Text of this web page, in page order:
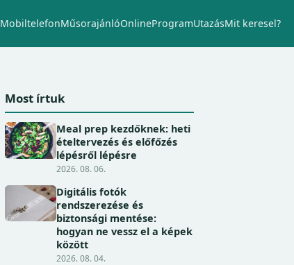
MobiltelefonMűsorajánlóOnlineProgramUtazásMit keresel?
Most írtuk
Meal prep kezdőknek: heti
ételtervezés és előfőzés
lépésről lépésre
2026. 08. 06.
Digitális fotók
rendszerezése és
biztonsági mentése:
hogyan ne vessz el a képek
között
2026. 08. 04.